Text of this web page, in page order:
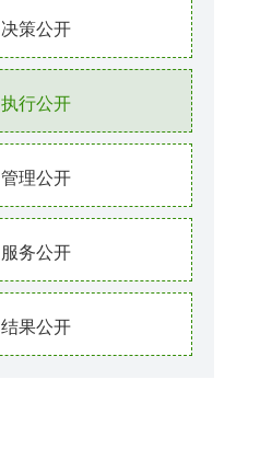
决策公开
执行公开
管理公开
服务公开
结果公开